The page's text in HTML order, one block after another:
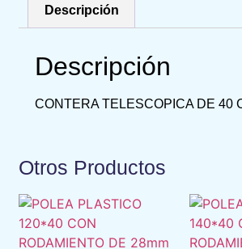
Descripción
Descripción
CONTERA TELESCOPICA DE 40
Otros Productos